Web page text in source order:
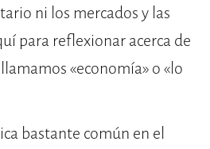
ni los mercados y las
para reflexionar acerca de
«economía» o «lo
bastante común en el